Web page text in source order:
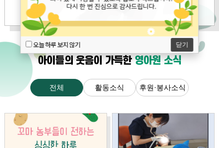
오늘 하루 보지 않기 닫기
자세히 보기 자세히 보기
아이들의 웃음이 가득한영아원 소식
전체 활동소식 후원·봉사소식